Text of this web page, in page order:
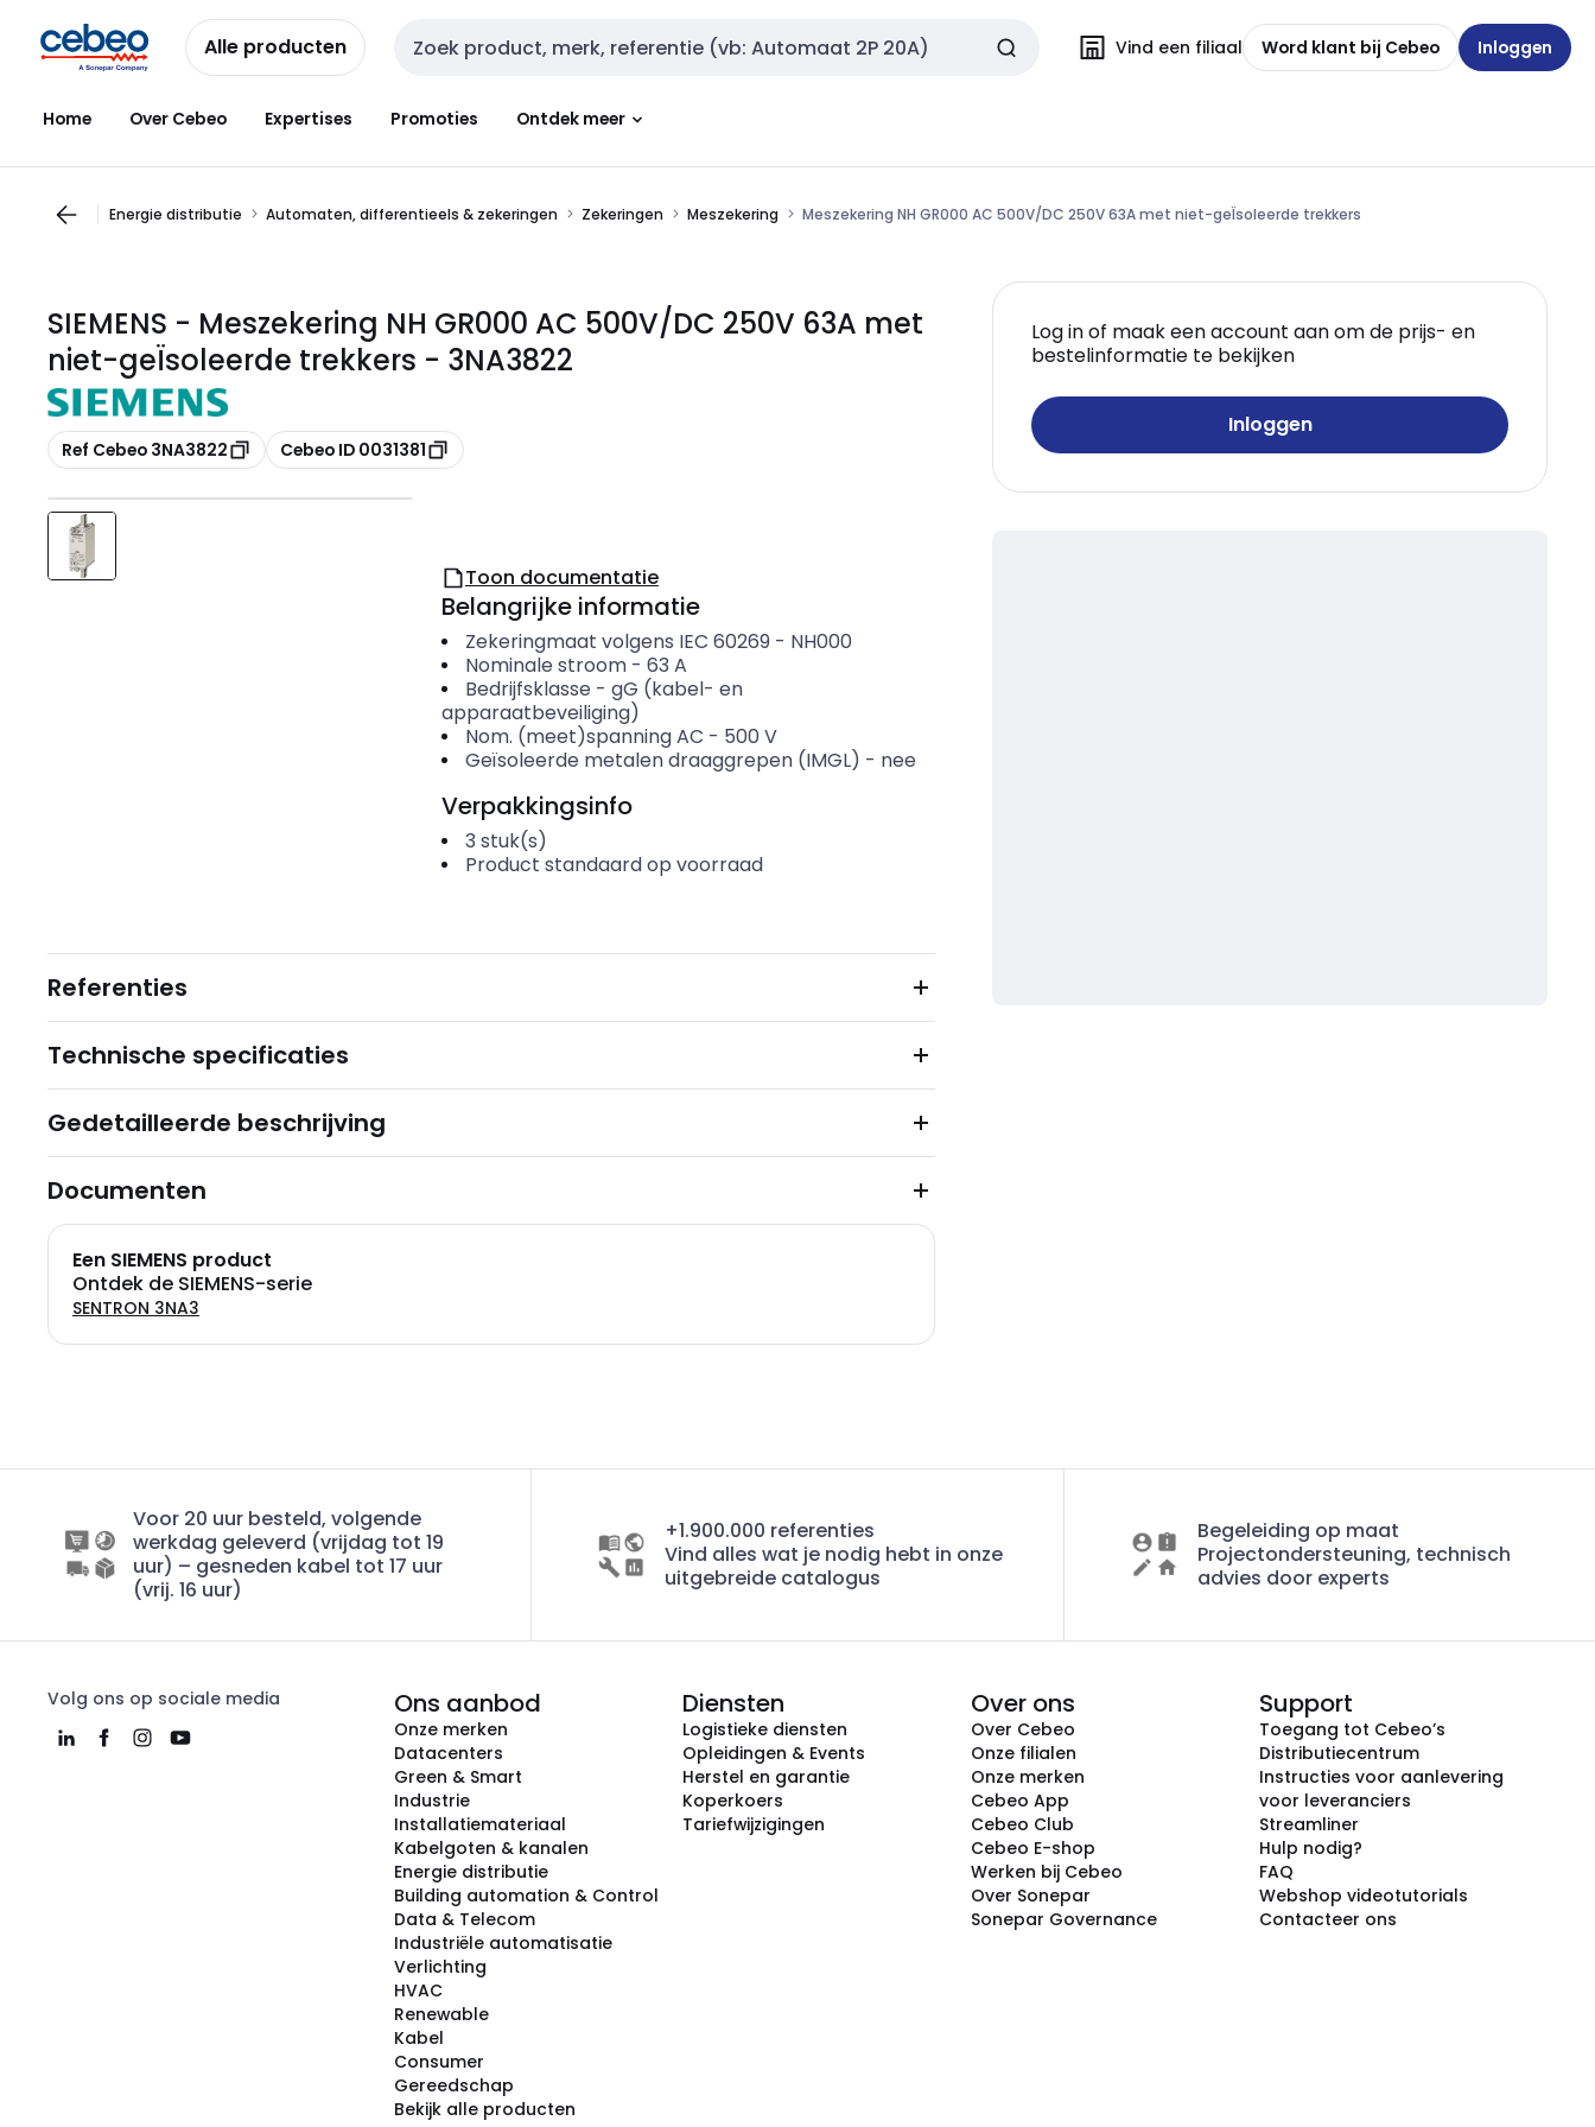
naar
navigatie
naar
inhoud
Alle producten Zoekveld invoer Vind een filiaal Word klant bij Cebeo Inloggen
Home Over Cebeo Expertises Promoties Ontdek meer
Energie distributie Automaten, differentieels & zekeringen Zekeringen Meszekering Meszekering NH GR000 AC 500V/DC 250V 63A met niet-geÏsoleerde trekkers
SIEMENS - Meszekering NH GR000 AC 500V/DC 250V 63A met
niet-geÏsoleerde trekkers - 3NA3822
Kopiëren
Ref Cebeo 3NA3822 Kopiëren
Cebeo ID 0031381
Log in of maak een account aan om de prijs- en
bestelinformatie te bekijken
Inloggen
Toon documentatie
Belangrijke informatie
Zekeringmaat volgens IEC 60269 - NH000
Nominale stroom- 63 A
Bedrijfsklasse - gG (kabel- en
apparaatbeveiliging)
Nom. (meet)spanning AC - 500 V
Geïsoleerde metalen draaggrepen (IMGL) - nee
Verpakkingsinfo
3 stuk(s)
Product standaard op voorraad
Referenties
Technische specificaties
Gedetailleerde beschrijving
Documenten
Een SIEMENS product
Ontdek de SIEMENS-serie
SENTRON 3NA3
Voor 20 uur besteld, volgende
werkdag geleverd (vrijdag tot 19
uur) – gesneden kabel tot 17 uur
(vrij. 16 uur)
+1.900.000 referenties
Vind alles wat je nodig hebt in onze
uitgebreide catalogus
Begeleiding op maat
Projectondersteuning, technisch
advies door experts
Volg ons op sociale media Ons aanbod
Onze merken
Datacenters
Green & Smart
Industrie
Installatiemateriaal
Kabelgoten & kanalen
Energie distributie
Building automation & Control
Data & Telecom
Industriële automatisatie
Verlichting
HVAC
Renewable
Kabel
Consumer
Gereedschap
Bekijk alle producten
Diensten
Logistieke diensten
Opleidingen & Events
Herstel en garantie
Koperkoers
Tariefwijzigingen
Over ons
Over Cebeo
Onze filialen
Onze merken
Cebeo App
Cebeo Club
Cebeo E-shop
Werken bij Cebeo
Over Sonepar
Sonepar Governance
Support
Toegang tot Cebeo’s
Distributiecentrum
Instructies voor aanlevering
voor leveranciers
Streamliner
Hulp nodig?
FAQ
Webshop videotutorials
Contacteer ons